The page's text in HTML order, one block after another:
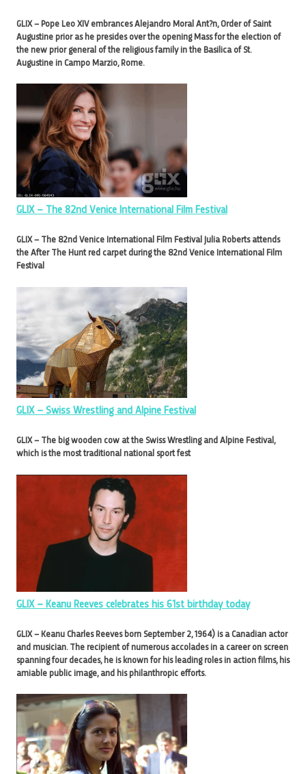
GLIX – Pope Leo XIV embrances Alejandro Moral Ant?n, Order of Saint
Augustine prior as he presides over the opening Mass for the election of
the new prior general of the religious family in the Basilica of St.
Augustine in Campo Marzio, Rome.
GLIX – The 82nd Venice International Film Festival
GLIX – The 82nd Venice International Film Festival Julia Roberts attends
the After The Hunt red carpet during the 82nd Venice International Film
Festival
GLIX – Swiss Wrestling and Alpine Festival
GLIX – The big wooden cow at the Swiss Wrestling and Alpine Festival,
which is the most traditional national sport fest
GLIX – Keanu Reeves celebrates his 61st birthday today
GLIX – Keanu Charles Reeves born September 2, 1964) is a Canadian actor
and musician. The recipient of numerous accolades in a career on screen
spanning four decades, he is known for his leading roles in action films, his
amiable public image, and his philanthropic efforts.